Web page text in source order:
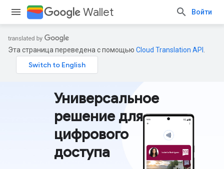
Wallet Войти
Эта страница переведена с помощью Cloud Translation API
Универсальное
решение для
цифрового
доступа